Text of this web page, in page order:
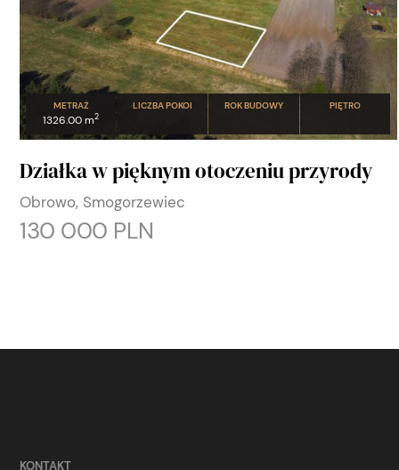
METRAŻ
1326.00 m2
LICZBA POKOI ROK BUDOWY PIĘTRO
Działka w pięknym otoczeniu przyrody
Obrowo, Smogorzewiec
130 000 PLN
KONTAKT